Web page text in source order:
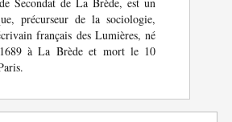
précurseur de la sociologie,
français des Lumières, né
à La Brède et mort le 10